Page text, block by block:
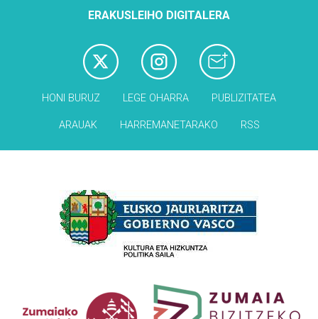
ERAKUSLEIHO DIGITALERA
HONI BURUZ LEGE OHARRA PUBLIZITATEA
ARAUAK HARREMANETARAKO RSS